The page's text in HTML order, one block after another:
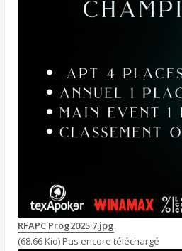
RFAPC Prog2025 7.jpg
(68.66 Kio) Pas encore téléchargé